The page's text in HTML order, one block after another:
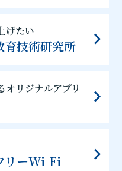
げたい
育技術研究所
オリジナルアプリ
リーWi-Fi